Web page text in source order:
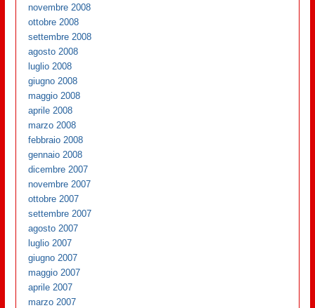
novembre 2008
ottobre 2008
settembre 2008
agosto 2008
luglio 2008
giugno 2008
maggio 2008
aprile 2008
marzo 2008
febbraio 2008
gennaio 2008
dicembre 2007
novembre 2007
ottobre 2007
settembre 2007
agosto 2007
luglio 2007
giugno 2007
maggio 2007
aprile 2007
marzo 2007